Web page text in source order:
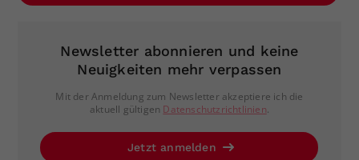
Newsletter abonnieren und keine
Neuigkeiten mehr verpassen
Mit der Anmeldung zum Newsletter akzeptiere ich die
aktuell gültigen Datenschutzrichtlinien.
Jetzt anmelden